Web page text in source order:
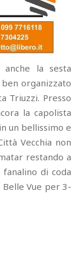
la sesta
organizzato
Triuzzi. Presso
la capolista
un bellissimo e
Vecchia non
restando a
di coda
Vue per 3-